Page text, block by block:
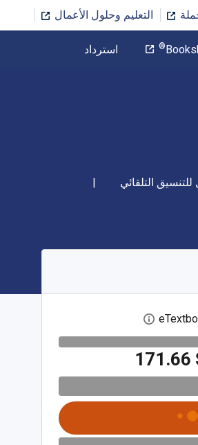
التعليم وحلول الأعمال
® استرداد
التلقائي
افتح مربع حوار الترخيص